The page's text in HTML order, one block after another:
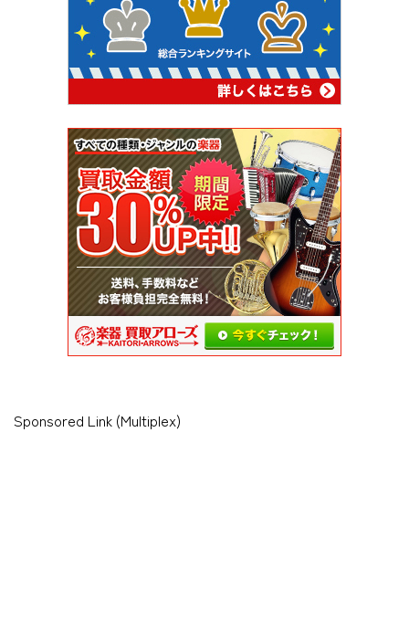
Sponsored Link (Multiplex)